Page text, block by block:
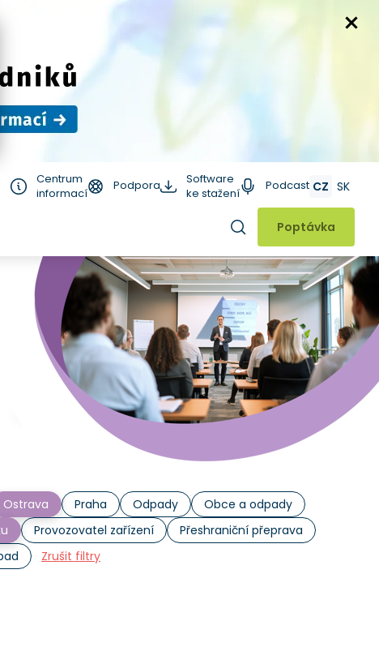
Centrum
informací
Podpora
Software
ke stažení
Podcast CZ SK
Hledat
Poptávka
Ostrava Praha Odpady
Obce a odpady
Provozovatel zařízení
Přeshraniční přeprava
Zrušit filtry